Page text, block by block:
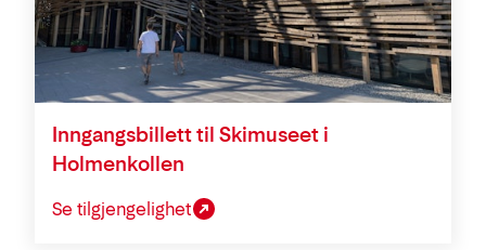
Inngangsbillett til Skimuseet i
Holmenkollen
Se tilgjengelighet